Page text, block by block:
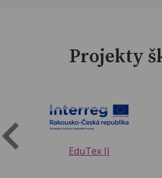
Projekty
EduTex II